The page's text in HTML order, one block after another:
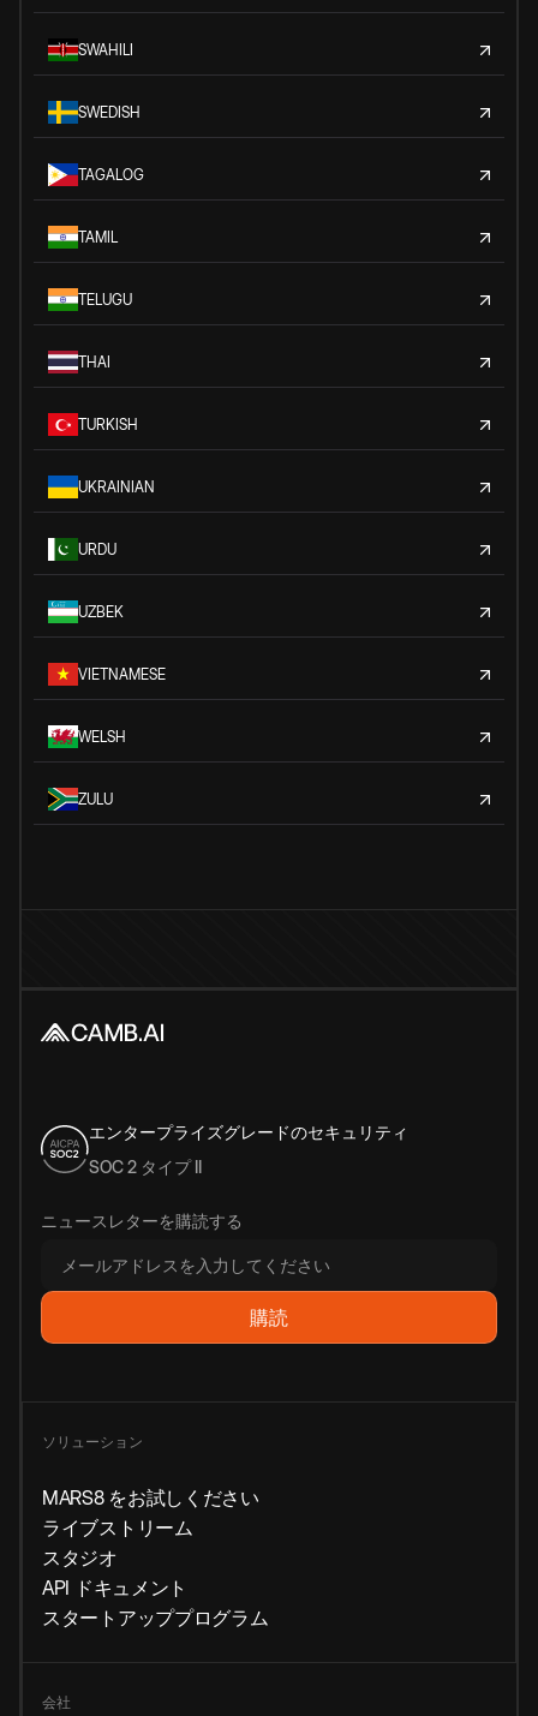
SWAHILI
SWEDISH
TAGALOG
TAMIL
TELUGU
THAI
TURKISH
UKRAINIAN
URDU
UZBEK
VIETNAMESE
WELSH
ZULU
エンタープライズグレードのセキュリティ
SOC 2 タイプ II
ニュースレターを購読する
ソリューション
MARS8 をお試しください
ライブストリーム
スタジオ
API ドキュメント
スタートアッププログラム
会社